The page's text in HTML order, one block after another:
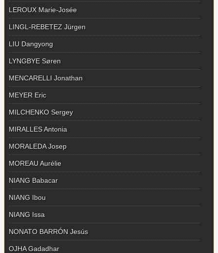
LEROUX Marie-Josée
LINGL-REBETEZ Jürgen
LIU Dangyong
LYNGBYE Søren
MENCARELLI Jonathan
MEYER Eric
MILCHENKO Sergey
MIRALLES Antonia
MORALEDA Josep
MOREAU Aurélie
NIANG Babacar
NIANG Ibou
NIANG Issa
NONATO BARRÓN Jesús
OJHA Gadadhar